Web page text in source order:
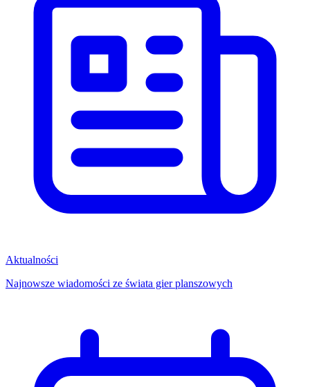
Aktualności
Najnowsze wiadomości ze świata gier planszowych